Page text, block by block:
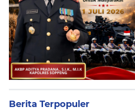
Berita Terpopuler